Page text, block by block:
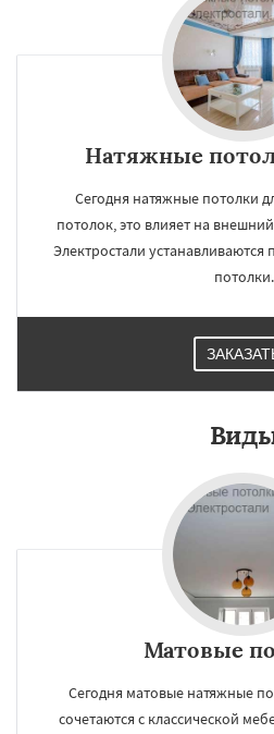
Натяжные
Сегодня натяжные потолки
потолок, это влияет на
Электростали
потолки.
Матовые
Сегодня матовые натяжные
сочетаются с классической